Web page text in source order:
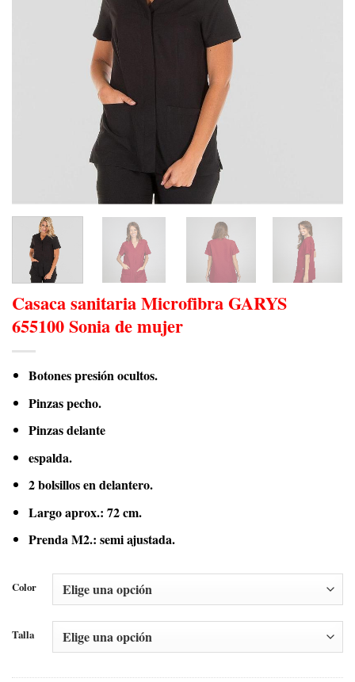
Casaca sanitaria Microfibra GARYS
655100 Sonia de mujer
Botones presión ocultos.
Pinzas pecho.
Pinzas delante
espalda.
2 bolsillos en delantero.
Largo aprox.: 72 cm.
Prenda M2.: semi ajustada.
Color
Talla